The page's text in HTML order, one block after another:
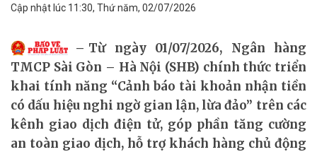
Cập nhật lúc 11:30, Thứ năm, 02/07/2026
Từ ngày 01/07/2026, Ngân hàng
TMCP Sài Gòn – Hà Nội (SHB) chính thức triển
khai tính năng “Cảnh báo tài khoản nhận tiền
có dấu hiệu nghi ngờ gian lận, lừa đảo” trên các
kênh giao dịch điện tử, góp phần tăng cường
an toàn giao dịch, hỗ trợ khách hàng chủ động